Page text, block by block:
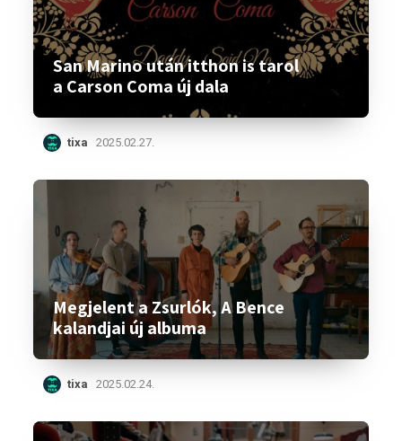
San Marino után itthon is tarol
a Carson Coma új dala
tixa 2025.02.27.
Megjelent a Zsurlók, A Bence
kalandjai új albuma
tixa 2025.02.24.